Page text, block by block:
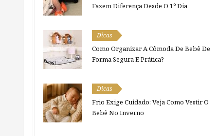
Fazem Diferença Desde O 1º Dia
Dicas
Como Organizar A Cômoda De Bebê De
Forma Segura E Prática?
Dicas
Frio Exige Cuidado: Veja Como Vestir O
Bebê No Inverno